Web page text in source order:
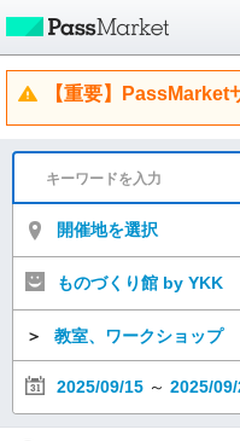
【重要】PassMarket
開催地を選択
ものづくり館 by YKK
＞ 教室、ワークショップ
2025/09/15 ～ 2025/